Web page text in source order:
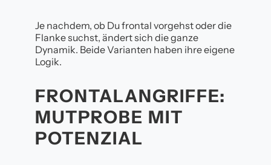
Je nachdem, ob Du frontal vorgehst oder die
Flanke suchst, ändert sich die ganze
Dynamik. Beide Varianten haben ihre eigene
Logik.
FRONTALANGRIFFE:
MUTPROBE MIT
POTENZIAL